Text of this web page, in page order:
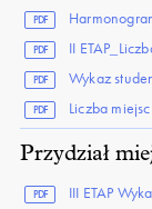
PDF
PDF II
PDF Wykaz
PDF Liczba
Przydział
PDF III ETAP